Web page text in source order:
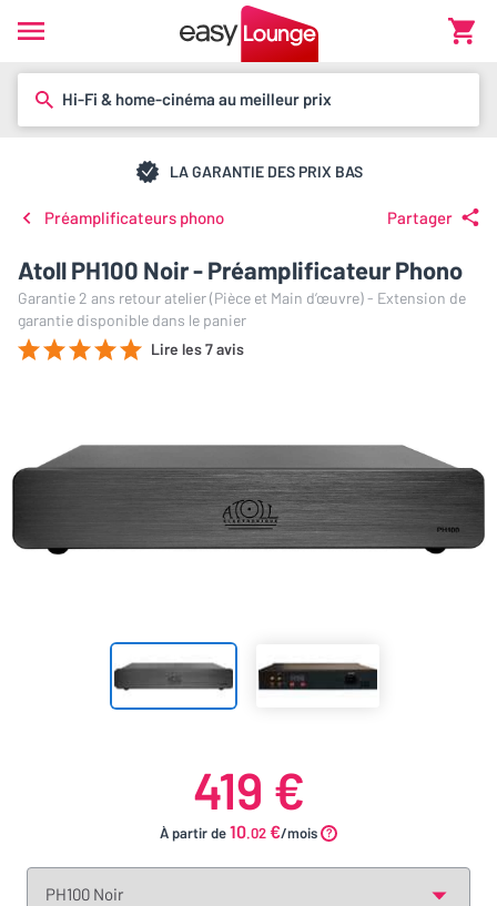
Hi-Fi & home-cinéma au meilleur prix
LA GARANTIE DES PRIX BAS
Préamplificateurs phono Partager
Atoll PH100 Noir - Préamplificateur Phono
Garantie 2 ans retour atelier (Pièce et Main d’œuvre) - Extension de
garantie disponible dans le panier
Lire les 7 avis
419 €
À partir de10.02 €/mois